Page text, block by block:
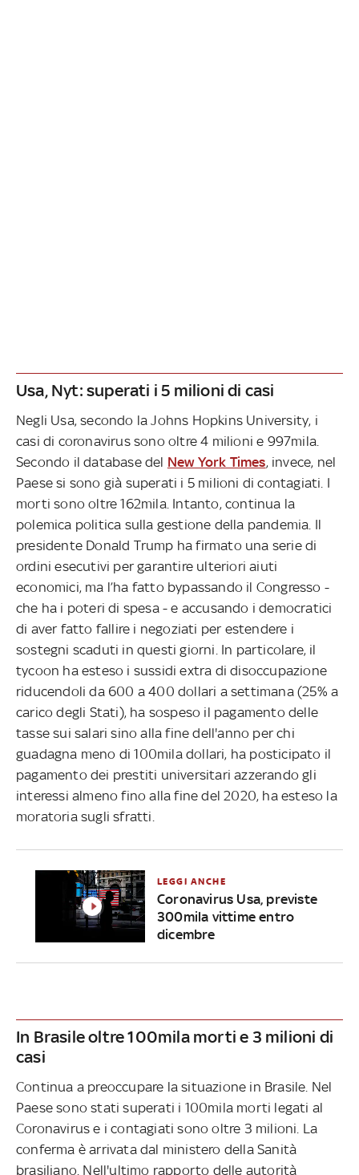
Usa, Nyt: superati i 5 milioni di casi
Negli Usa, secondo la Johns Hopkins University, i
casi di coronavirus sono oltre 4 milioni e 997mila.
Secondo il database del New York Times, invece, nel
Paese si sono già superati i 5 milioni di contagiati. I
morti sono oltre 162mila. Intanto, continua la
polemica politica sulla gestione della pandemia. Il
presidente Donald Trump ha firmato una serie di
ordini esecutivi per garantire ulteriori aiuti
economici, ma l’ha fatto bypassando il Congresso -
che ha i poteri di spesa - e accusando i democratici
di aver fatto fallire i negoziati per estendere i
sostegni scaduti in questi giorni. In particolare, il
tycoon ha esteso i sussidi extra di disoccupazione
riducendoli da 600 a 400 dollari a settimana (25% a
carico degli Stati), ha sospeso il pagamento delle
tasse sui salari sino alla fine dell'anno per chi
guadagna meno di 100mila dollari, ha posticipato il
pagamento dei prestiti universitari azzerando gli
interessi almeno fino alla fine del 2020, ha esteso la
moratoria sugli sfratti.
LEGGI ANCHE
Coronavirus Usa, previste
300mila vittime entro
dicembre
In Brasile oltre 100mila morti e 3 milioni di
casi
Continua a preoccupare la situazione in Brasile. Nel
Paese sono stati superati i 100mila morti legati al
Coronavirus e i contagiati sono oltre 3 milioni. La
conferma è arrivata dal ministero della Sanità
brasiliano. Nell'ultimo rapporto delle autorità